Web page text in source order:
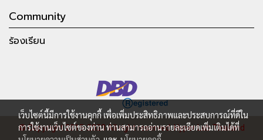
Community
ร้องเรียน
© Copyright 2015-2023 All right reserved.Hyper Lab Thailand
เว็บไซต์นี้มีการใช้งานคุกกี้ เพื่อเพิ่มประสิทธิภาพและประสบการณ์ที่ดีใน
การใช้งานเว็บไซต์ของท่าน ท่านสามารถอ่านรายละเอียดเพิ่มเติมได้ที่